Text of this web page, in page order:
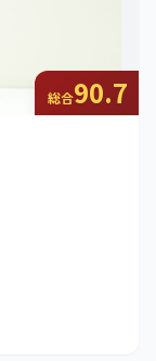
総合90.7